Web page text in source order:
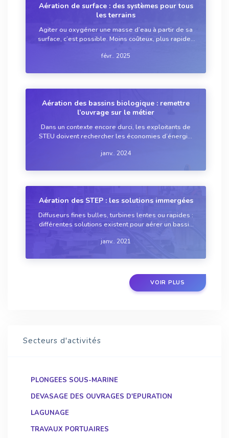
Aération de surface : des systèmes pour tous
les terrains
Agiter ou oxygéner une masse d’eau à partir de sa
surface, c’est possible. Moins coûteux, plus rapides
systèmes immergés, les aérateurs de surface
févr.. 2025
Aération des bassins biologique : remettre
l’ouvrage sur le métier
Dans un contexte encore durci, les exploitants de
STEU doivent rechercher les économies d’énergie,
consommation?: le bassin biologique. Au-delà des
janv.. 2024
Aération des STEP : les solutions immergées
Diffuseurs fines bulles, turbines lentes ou rapides :
différentes solutions existent pour aérer un bassin
avec son domaine d’application optimal.
janv.. 2021
VOIR PLUS
Secteurs d'activités
PLONGEES SOUS-MARINE
DEVASAGE DES OUVRAGES D'EPURATION
LAGUNAGE
TRAVAUX PORTUAIRES